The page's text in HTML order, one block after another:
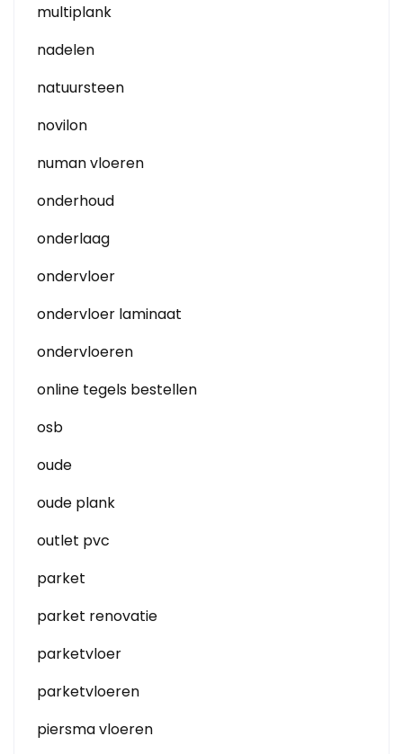
multiplank
nadelen
natuursteen
novilon
numan vloeren
onderhoud
onderlaag
ondervloer
ondervloer laminaat
ondervloeren
online tegels bestellen
osb
oude
oude plank
outlet pvc
parket
parket renovatie
parketvloer
parketvloeren
piersma vloeren